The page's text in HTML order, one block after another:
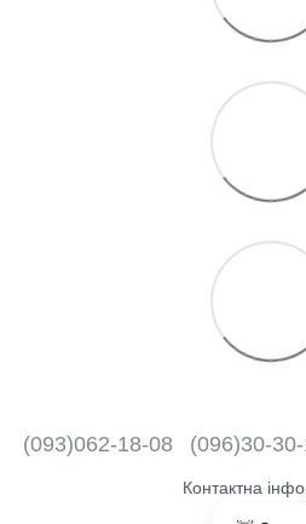
(093)062-18-08 (096)30-
Контактна